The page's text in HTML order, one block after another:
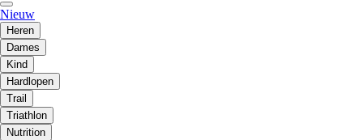
Nieuw
Heren
Dames
Kind
Hardlopen
Trail
Triathlon
Nutrition